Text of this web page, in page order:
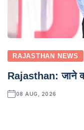
RAJASTHAN NEWS
Rajasthan: जाने
08 AUG, 2026